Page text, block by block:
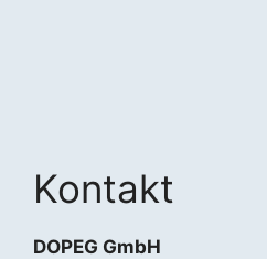
Kontakt
DOPEG GmbH